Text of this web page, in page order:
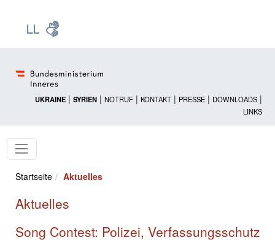
UKRAINE | SYRIEN | NOTRUF | KONTAKT | PRESSE | DOWNLOADS |
LINKS
Startseite Aktuelles
Aktuelles
Song Contest: Polizei, Verfassungsschutz